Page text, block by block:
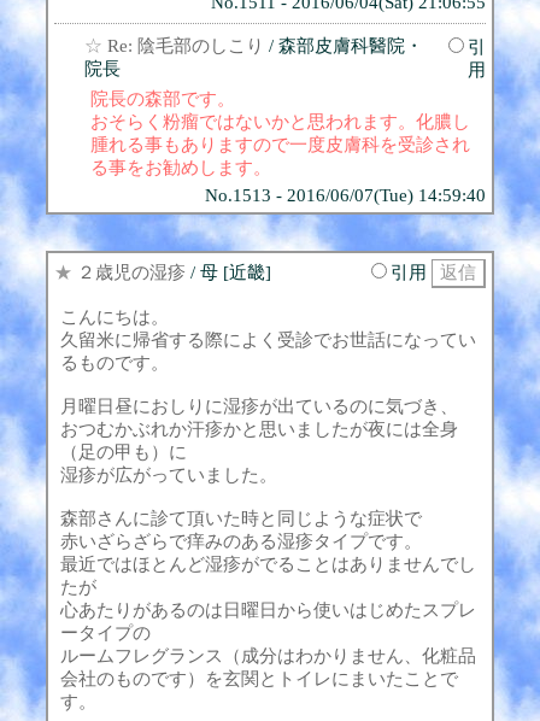
☆ Re: 陰毛部のしこり / 森部皮膚科醫院・
院長
引
用
院長の森部です。
おそらく粉瘤ではないかと思われます。化膿し
腫れる事もありますので一度皮膚科を受診され
る事をお勧めします。
No.1513 - 2016/06/07(Tue) 14:59:40
★ ２歳児の湿疹 / 母 [近畿] 引用
こんにちは。
久留米に帰省する際によく受診でお世話になってい
るものです。
月曜日昼におしりに湿疹が出ているのに気づき、
おつむかぶれか汗疹かと思いましたが夜には全身
（足の甲も）に
湿疹が広がっていました。
森部さんに診て頂いた時と同じような症状で
赤いざらざらで痒みのある湿疹タイプです。
最近ではほとんど湿疹がでることはありませんでし
たが
心あたりがあるのは日曜日から使いはじめたスプレ
ータイプの
ルームフレグランス（成分はわかりません、化粧品
会社のものです）を玄関とトイレにまいたことで
す。